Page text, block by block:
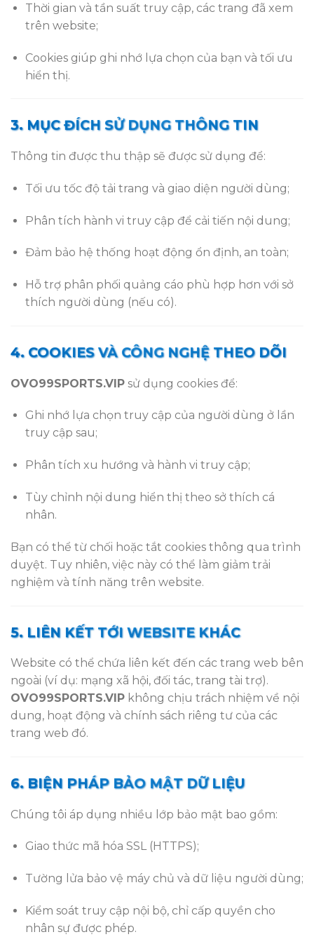
Thời gian và tần suất truy cập, các trang đã xem
trên website;
Cookies giúp ghi nhớ lựa chọn của bạn và tối ưu
hiển thị.
3. MỤC ĐÍCH SỬ DỤNG THÔNG TIN
Thông tin được thu thập sẽ được sử dụng để:
Tối ưu tốc độ tải trang và giao diện người dùng;
Phân tích hành vi truy cập để cải tiến nội dung;
Đảm bảo hệ thống hoạt động ổn định, an toàn;
Hỗ trợ phân phối quảng cáo phù hợp hơn với sở
thích người dùng (nếu có).
4. COOKIES VÀ CÔNG NGHỆ THEO DÕI
OVO99SPORTS.VIP sử dụng cookies để:
Ghi nhớ lựa chọn truy cập của người dùng ở lần
truy cập sau;
Phân tích xu hướng và hành vi truy cập;
Tùy chỉnh nội dung hiển thị theo sở thích cá
nhân.
Bạn có thể từ chối hoặc tắt cookies thông qua trình
duyệt. Tuy nhiên, việc này có thể làm giảm trải
nghiệm và tính năng trên website.
5. LIÊN KẾT TỚI WEBSITE KHÁC
Website có thể chứa liên kết đến các trang web bên
ngoài (ví dụ: mạng xã hội, đối tác, trang tài trợ).
OVO99SPORTS.VIP không chịu trách nhiệm về nội
dung, hoạt động và chính sách riêng tư của các
trang web đó.
6. BIỆN PHÁP BẢO MẬT DỮ LIỆU
Chúng tôi áp dụng nhiều lớp bảo mật bao gồm:
Giao thức mã hóa SSL (HTTPS);
Tường lửa bảo vệ máy chủ và dữ liệu người dùng;
Kiểm soát truy cập nội bộ, chỉ cấp quyền cho
nhân sự được phép.